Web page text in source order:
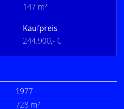
147 m²
Kaufpreis
244.900,- €
1977
728 m²